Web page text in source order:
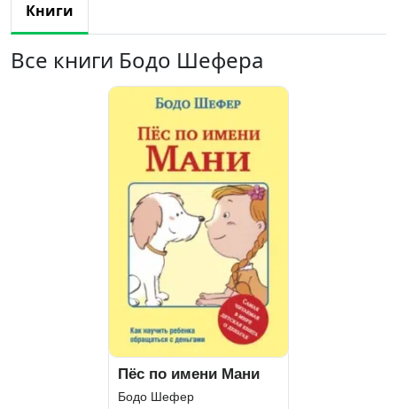
Книги
Все книги Бодо Шефера
Пёс по имени Мани
Бодо Шефер